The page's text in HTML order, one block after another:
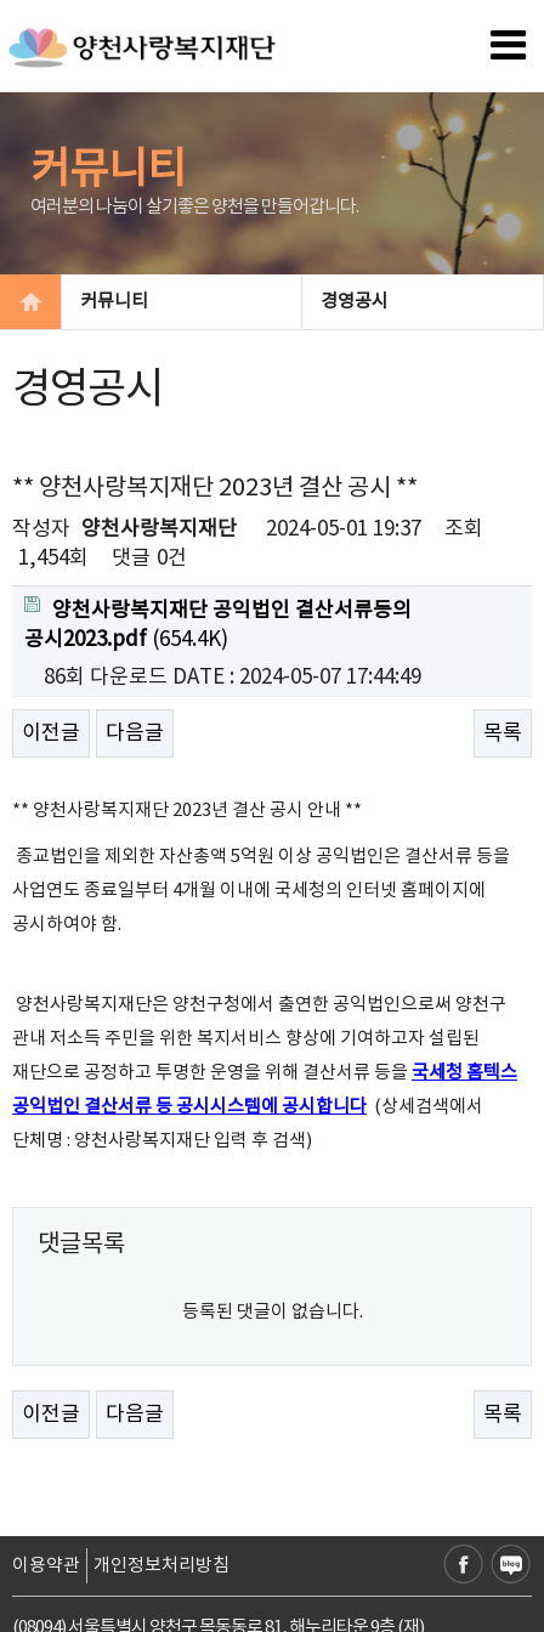
커뮤니티
여러분의 나눔이 살기좋은 양천을 만들어갑니다.
커뮤니티 경영공시
경영공시
** 양천사랑복지재단 2023년 결산 공시 **
작성자 양천사랑복지재단 2024-05-01 19:37
조회
1,454회
댓글 0건
양천사랑복지재단 공익법인 결산서류등의
공시2023.pdf (654.4K)
86회 다운로드 DATE : 2024-05-07 17:44:49
이전글 다음글 목록
** 양천사랑복지재단 2023년 결산 공시 안내 **
종교법인을 제외한 자산총액 5억원 이상 공익법인은 결산서류 등을
사업연도 종료일부터 4개월 이내에 국세청의 인터넷 홈페이지에
공시하여야 함.
양천사랑복지재단은 양천구청에서 출연한 공익법인으로써 양천구
관내 저소득 주민을 위한 복지서비스 향상에 기여하고자 설립된
재단으로 공정하고 투명한 운영을 위해 결산서류 등을 국세청 홈텍스
공익법인 결산서류 등 공시시스템에 공시합니다 (상세검색에서
단체명 : 양천사랑복지재단 입력 후 검색)
댓글목록
등록된 댓글이 없습니다.
이전글 다음글 목록
이용약관 개인정보처리방침
(08094) 서울특별시 양천구 목동동로 81, 해누리타운 9층 (재)